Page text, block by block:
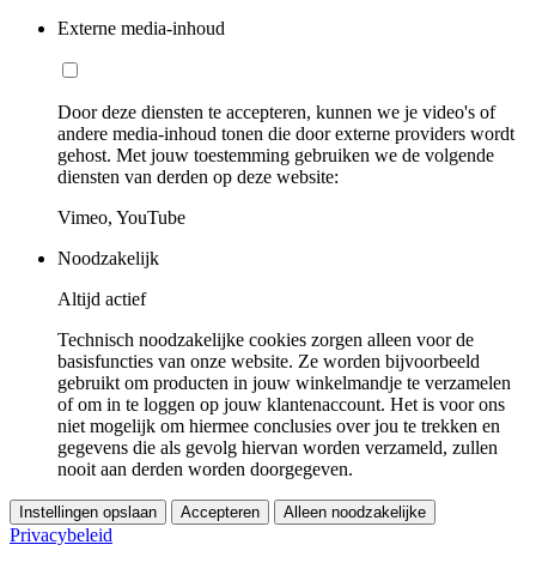
Externe media-inhoud
Door deze diensten te accepteren, kunnen we je video's of
andere media-inhoud tonen die door externe providers wordt
gehost. Met jouw toestemming gebruiken we de volgende
diensten van derden op deze website:
Vimeo, YouTube
Noodzakelijk
Altijd actief
Technisch noodzakelijke cookies zorgen alleen voor de
basisfuncties van onze website. Ze worden bijvoorbeeld
gebruikt om producten in jouw winkelmandje te verzamelen
of om in te loggen op jouw klantenaccount. Het is voor ons
niet mogelijk om hiermee conclusies over jou te trekken en
gegevens die als gevolg hiervan worden verzameld, zullen
nooit aan derden worden doorgegeven.
Instellingen opslaan Accepteren Alleen noodzakelijke
Privacybeleid